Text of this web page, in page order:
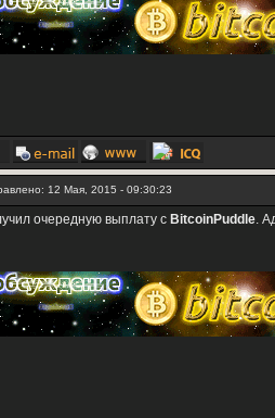
12 Мая, 2015 - 09:30:23
очередную выплату с BitcoinPuddle.